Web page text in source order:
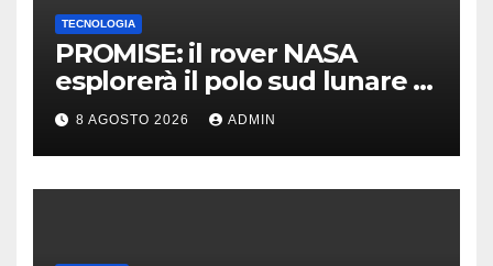
TECNOLOGIA
PROMISE: il rover NASA
esplorerà il polo sud lunare |
Cosa sappiamo
8 AGOSTO 2026 ADMIN